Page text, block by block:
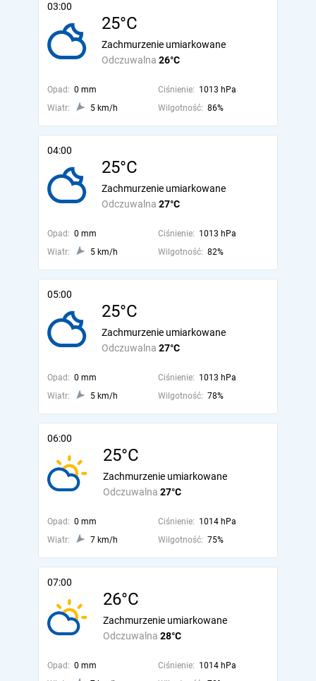
03:00
25°C
Odczuwalna 26°C
Zachmurzenie umiarkowane
Opad: 0 mm Ciśnienie: 1013 hPa
Wiatr:
5 km/h Wilgotność: 86%
04:00
25°C
Odczuwalna 27°C
Zachmurzenie umiarkowane
Opad: 0 mm Ciśnienie: 1013 hPa
Wiatr:
5 km/h Wilgotność: 82%
05:00
25°C
Odczuwalna 27°C
Zachmurzenie umiarkowane
Opad: 0 mm Ciśnienie: 1013 hPa
Wiatr:
5 km/h Wilgotność: 78%
06:00
25°C
Odczuwalna 27°C
Zachmurzenie umiarkowane
Opad: 0 mm Ciśnienie: 1014 hPa
Wiatr:
7 km/h Wilgotność: 75%
07:00
26°C
Odczuwalna 28°C
Zachmurzenie umiarkowane
Opad: 0 mm Ciśnienie: 1014 hPa